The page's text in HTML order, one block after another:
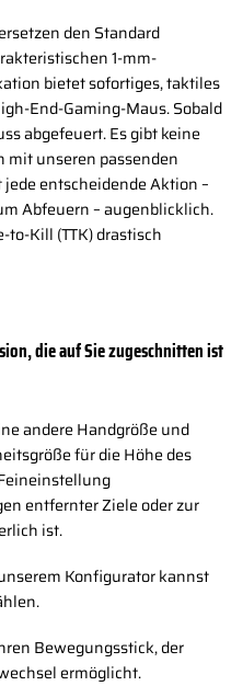
den Standard
1-mm-
bietet sofortiges, taktiles
End-Gaming-Maus. Sobald
abgefeuert. Es gibt keine
mit unseren passenden
entscheidende Aktion –
Abfeuern – augenblicklich.
to-Kill (TTK) drastisch
die auf Sie zugeschnitten ist
andere Handgröße und
für die Höhe des
entfernter Ziele oder zur
ist.
Konfigurator kannst
Bewegungsstick, der
ermöglicht.